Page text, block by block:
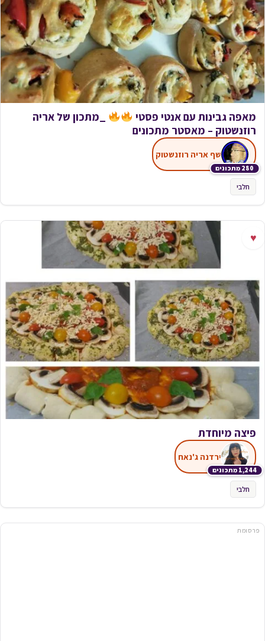
מאפה גבינות עם אנטי פסטי
_מתכון של אריה
רוזנשטוק – מאסטר מתכונים
280 מתכונים
שף אריה רוזנשטוק
חלבי
♥
פיצה מיוחדת
1,244 מתכונים
ירדנה ג'נאח
חלבי
פרסומת